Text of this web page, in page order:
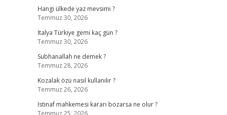
Hangi ülkede yaz mevsimi ?
Temmuz 30, 2026
İtalya Türkiye gemi kaç gün ?
Temmuz 30, 2026
Subhanallah ne demek ?
Temmuz 28, 2026
Kozalak özü nasıl kullanılır ?
Temmuz 26, 2026
Istinaf mahkemesi kararı bozarsa ne olur ?
Temmuz 25, 2026